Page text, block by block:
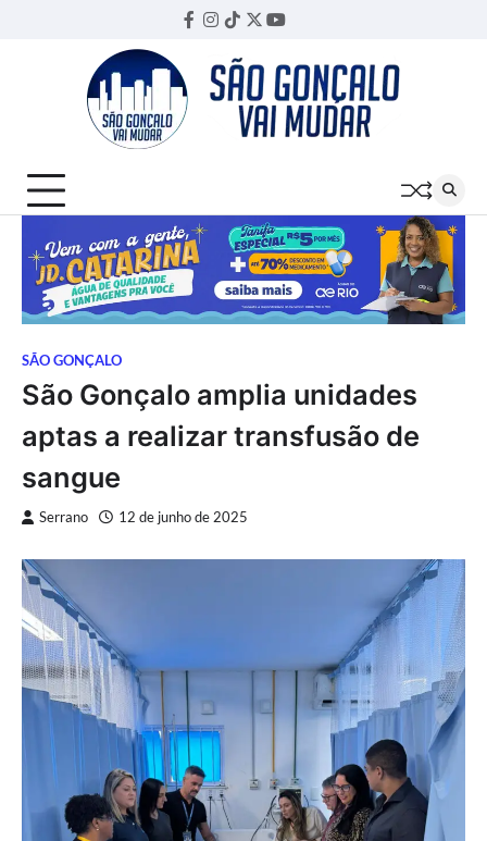
Facebook
Instagram
TikTok
TwitterYouTube
SÃO GONÇALO
São Gonçalo amplia unidades
aptas a realizar transfusão de
sangue
Serrano 12 de junho de 2025